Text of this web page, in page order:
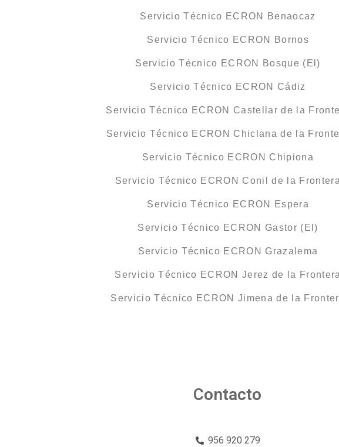
Servicio Técnico ECRON Benaocaz
Servicio Técnico ECRON Bornos
Servicio Técnico ECRON Bosque (El)
Servicio Técnico ECRON Cádiz
Servicio Técnico ECRON Castellar de la
Servicio Técnico ECRON Chiclana de la
Servicio Técnico ECRON Chipiona
Servicio Técnico ECRON Conil de la Frontera
Servicio Técnico ECRON Espera
Servicio Técnico ECRON Gastor (El)
Servicio Técnico ECRON Grazalema
Servicio Técnico ECRON Jerez de la Frontera
Servicio Técnico ECRON Jimena de la
Contacto
956 920 279